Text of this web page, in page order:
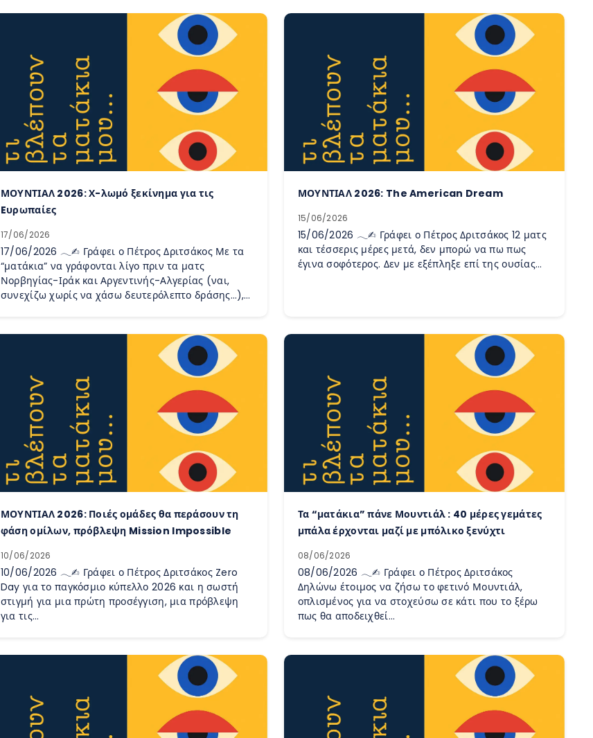
ΜΟΥΝΤΙΑΛ 2026: Χ-λωμό ξεκίνημα για τις
Eυρωπαίες
17/06/2026
17/06/2026 𓂃✍︎ Γράφει ο Πέτρος Δριτσάκος Με τα
“ματάκια” να γράφονται λίγο πριν τα ματς
Νορβηγίας-Ιράκ και Αργεντινής-Αλγερίας (ναι,
συνεχίζω χωρίς να χάσω δευτερόλεπτο δράσης…),…
ΜΟΥΝΤΙΑΛ 2026: The American Dream
15/06/2026
15/06/2026 𓂃✍︎ Γράφει ο Πέτρος Δριτσάκος 12 ματς
και τέσσερις μέρες μετά, δεν μπορώ να πω πως
έγινα σοφότερος. Δεν με εξέπληξε επί της ουσίας…
ΜΟΥΝΤΙΑΛ 2026: Ποιές ομάδες θα περάσουν τη
φάση ομίλων, πρόβλεψη Mission Impossible
10/06/2026
10/06/2026 𓂃✍︎ Γράφει ο Πέτρος Δριτσάκος Zero
Day για το παγκόσμιο κύπελλο 2026 και η σωστή
στιγμή για μια πρώτη προσέγγιση, μια πρόβλεψη
για τις…
Τα “ματάκια” πάνε Μουντιάλ : 40 μέρες γεμάτες
μπάλα έρχονται μαζί με μπόλικο ξενύχτι
08/06/2026
08/06/2026 𓂃✍︎ Γράφει ο Πέτρος Δριτσάκος
Δηλώνω έτοιμος να ζήσω το φετινό Μουντιάλ,
οπλισμένος για να στοχεύσω σε κάτι που το ξέρω
πως θα αποδειχθεί…